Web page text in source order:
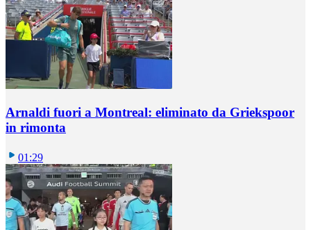
Arnaldi fuori a Montreal: eliminato da Griekspoor
in rimonta
01:29